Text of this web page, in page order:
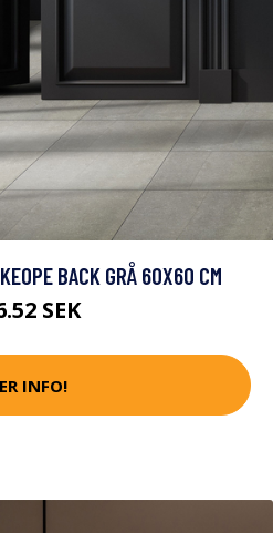
BACK GRÅ 60X60 CM
SEK
INFO!